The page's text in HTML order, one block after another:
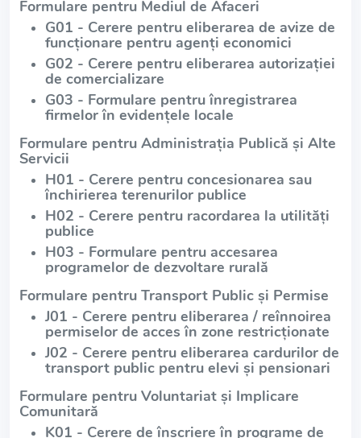
Formulare pentru Mediul de Afaceri
G01 - Cerere pentru eliberarea de avize de
funcționare pentru agenți economici
G02 - Cerere pentru eliberarea autorizației
de comercializare
G03 - Formulare pentru înregistrarea
firmelor în evidențele locale
Formulare pentru Administrația Publică și Alte
Servicii
H01 - Cerere pentru concesionarea sau
închirierea terenurilor publice
H02 - Cerere pentru racordarea la utilități
publice
H03 - Formulare pentru accesarea
programelor de dezvoltare rurală
Formulare pentru Transport Public și Permise
J01 - Cerere pentru eliberarea / reînnoirea
permiselor de acces în zone restricționate
J02 - Cerere pentru eliberarea cardurilor de
transport public pentru elevi și pensionari
Formulare pentru Voluntariat și Implicare
Comunitară
K01 - Cerere de înscriere în programe de